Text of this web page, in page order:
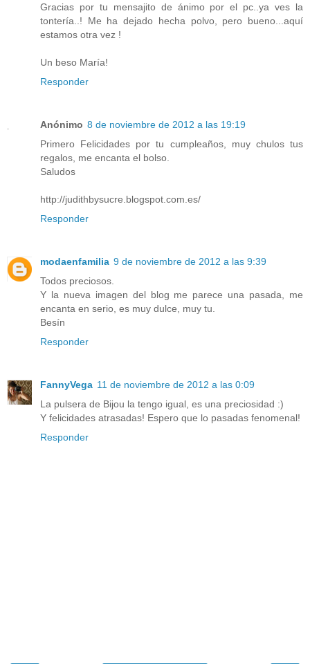
Gracias por tu mensajito de ánimo por el pc..ya ves la
tontería..! Me ha dejado hecha polvo, pero bueno...aquí
estamos otra vez !
Un beso María!
Responder
Anónimo 8 de noviembre de 2012 a las 19:19
Primero Felicidades por tu cumpleaños, muy chulos tus
regalos, me encanta el bolso.
Saludos
http://judithbysucre.blogspot.com.es/
Responder
modaenfamilia 9 de noviembre de 2012 a las 9:39
Todos preciosos.
Y la nueva imagen del blog me parece una pasada, me
encanta en serio, es muy dulce, muy tu.
Besín
Responder
FannyVega 11 de noviembre de 2012 a las 0:09
La pulsera de Bijou la tengo igual, es una preciosidad :)
Y felicidades atrasadas! Espero que lo pasadas fenomenal!
Responder